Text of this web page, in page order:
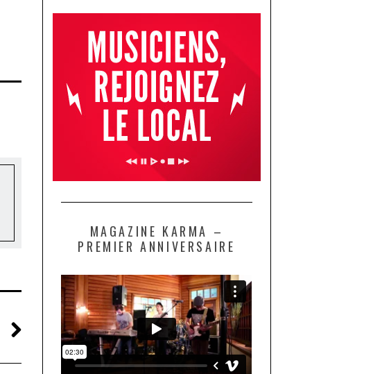
MAGAZINE KARMA –
PREMIER ANNIVERSAIRE